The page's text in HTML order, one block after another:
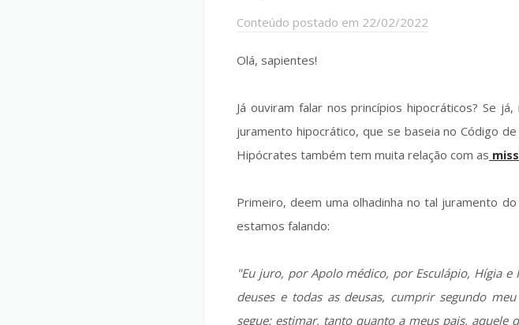
Conteúdo postado em 22/02/2022
Olá, sapientes!
Já ouviram falar nos princípios hipocráticos? Se
juramento hipocrático, que se baseia no Código
Hipócrates também tem muita relação com as
Primeiro, deem uma olhadinha no tal juramento
estamos falando:
"Eu juro, por Apolo médico, por Esculápio, Hígia
deuses e todas as deusas, cumprir segundo
segue: estimar, tanto quanto a meus pais, aquele